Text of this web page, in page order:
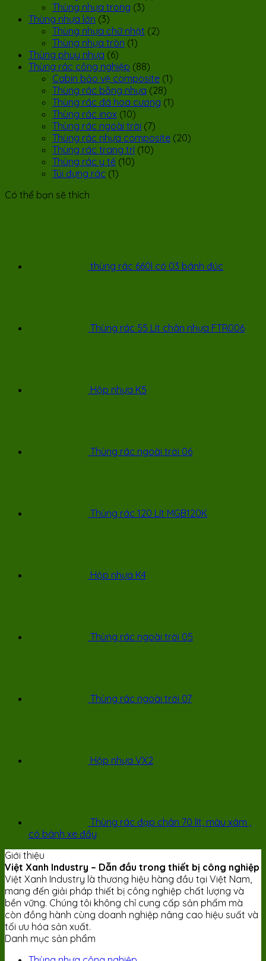
Thùng nhựa trong (3)
Thùng nhựa lớn (3)
Thùng nhựa chữ nhật (2)
Thùng nhựa tròn (1)
Thùng phuy nhựa (6)
Thùng rác công nghiệp (88)
Cabin bảo vệ composite (1)
Thùng rác bằng nhựa (28)
Thùng rác đá hoa cương (1)
Thùng rác inox (10)
Thùng rác ngoài trời (7)
Thùng rác nhựa composite (20)
Thùng rác trang trí (10)
Thùng rác y tế (10)
Túi đựng rác (1)
Có thể bạn sẽ thích
thùng rác 660l có 03 bánh đúc
Thùng rác 55 Lít chân nhựa FTR006
Hộp nhựa K5
Thùng rác ngoài trời 06
Thùng rác 120 Lít MGB120K
Hộp nhựa K4
Thùng rác ngoài trời 05
Thùng rác ngoài trời 07
Hộp nhựa VX2
Thùng rác đạp chân 70 lít, màu xám ,
có bánh xe đẩy
Giới thiệu
Việt Xanh Industry – Dẫn đầu trong thiết bị công nghiệp
Việt Xanh Industry là thương hiệu hàng đầu tại Việt Nam,
mang đến giải pháp thiết bị công nghiệp chất lượng và
bền vững. Chúng tôi không chỉ cung cấp sản phẩm mà
còn đồng hành cùng doanh nghiệp nâng cao hiệu suất và
tối ưu hóa sản xuất.
Danh mục sản phẩm